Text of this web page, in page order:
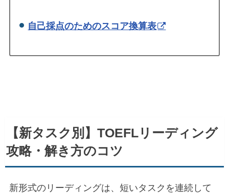
自己採点のためのスコア換算表
【新タスク別】TOEFLリーディング
攻略・解き方のコツ
新形式のリーディングは、短いタスクを連続して